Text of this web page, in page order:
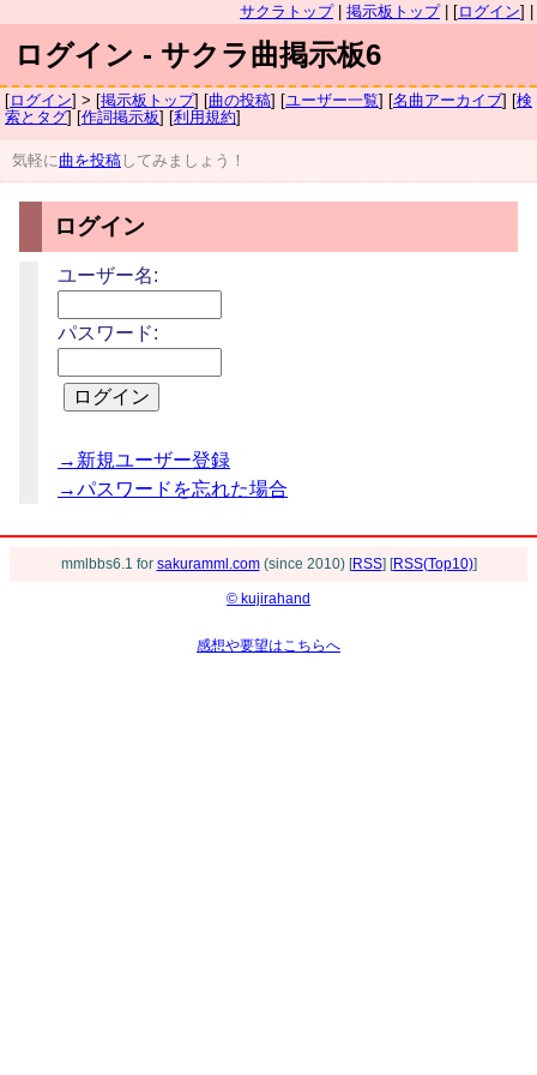
サクラトップ| 掲示板トップ| [ログイン] |
ログイン - サクラ曲掲示板6
[ログイン] > [掲示板トップ] [曲の投稿] [ユーザー一覧] [名曲アーカイブ] [検
索とタグ] [作詞掲示板] [利用規約]
気軽に曲を投稿 してみましょう！
ログイン
ユーザー名:
パスワード:
→新規ユーザー登録
→パスワードを忘れた場合
mmlbbs6.1 for sakuramml.com(since 2010) [RSS] [RSS(Top10)]
© kujirahand
感想や要望はこちらへ